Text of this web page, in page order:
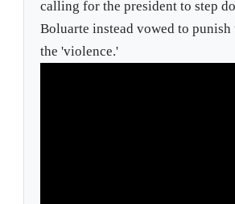
calling for the president to step
Boluarte instead vowed to punish
the 'violence.'